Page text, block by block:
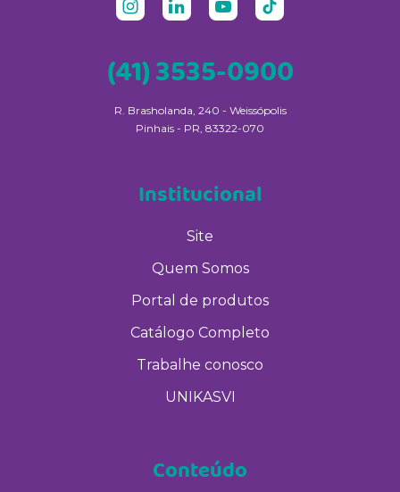
(41) 3535-0900
R. Brasholanda, 240 - Weissópolis
Pinhais - PR, 83322-070
Institucional
Site
Quem Somos
Portal de produtos
Catálogo Completo
Trabalhe conosco
UNIKASVI
Conteúdo